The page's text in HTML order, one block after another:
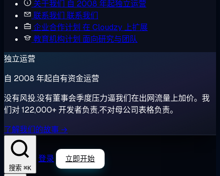
关于我们 自 2008 年起独立运营
联系我们 联系我们
企业合作计划 在 Cloudzy 上扩展
教育机构计划 面向研究与团队
独立运营
自 2008 年起自有资金运营
没有风投,没有董事会季度压力逼我们在出网流量上加价。我
们对 122,000+ 开发者负责,不对母公司表格负责。
了解我们的故事 →
搜索 ⌘K
登录 立即开始